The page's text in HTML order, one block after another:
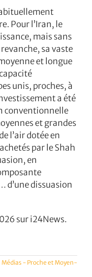
Pour l’Iran, le
mais sans
sa vaste
et longue
unis, proches, à
a été
conventionnelle
et grandes
l’air dotée en
par le Shah
en
dissuasion
sur i24News.
Médias - Proche et Moyen-